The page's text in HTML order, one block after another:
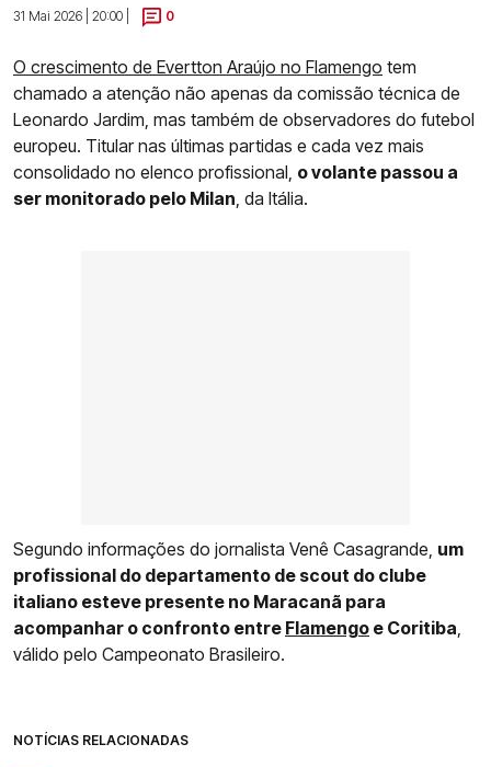
31 Mai 2026 | 20:00 |
0
O crescimento de Evertton Araújo no Flamengo tem
chamado a atenção não apenas da comissão técnica de
Leonardo Jardim, mas também de observadores do futebol
europeu. Titular nas últimas partidas e cada vez mais
consolidado no elenco profissional, o volante passou a
ser monitorado pelo Milan , da Itália.
Segundo informações do jornalista Venê Casagrande, um
profissional do departamento de scout do clube
italiano esteve presente no Maracanã para
acompanhar o confronto entre Flamengo e Coritiba
válido pelo Campeonato Brasileiro.
NOTÍCIAS RELACIONADAS